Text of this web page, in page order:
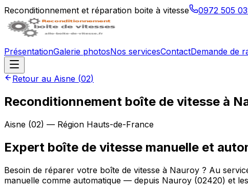
Reconditionnement et réparation boite à vitesse 0972 505
PrésentationGalerie photosNos servicesContactDemande de
Retour au Aisne (02)
Reconditionnement boîte de vitesse à
Aisne (02) — Région Hauts-de-France
Expert boîte de vitesse manuelle et
Besoin de réparer votre boîte de vitesse à Nauroy ? Au
manuelle comme automatique — depuis Nauroy (02420) et